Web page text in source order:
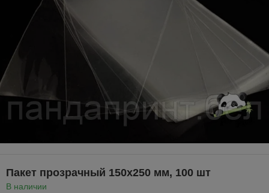
Пакет прозрачный 150х250 мм, 100 шт
В наличии